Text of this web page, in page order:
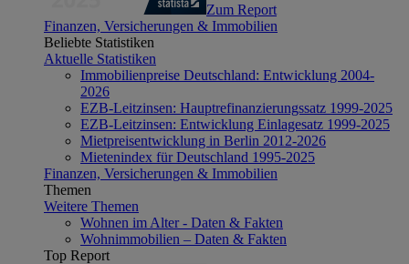
Zum Report
Finanzen, Versicherungen & Immobilien
Beliebte Statistiken
Aktuelle Statistiken
Immobilienpreise Deutschland: Entwicklung 2004-
2026
EZB-Leitzinsen: Hauptrefinanzierungssatz 1999-2025
EZB-Leitzinsen: Entwicklung Einlagesatz 1999-2025
Mietpreisentwicklung in Berlin 2012-2026
Mietenindex für Deutschland 1995-2025
Finanzen, Versicherungen & Immobilien
Themen
Weitere Themen
Wohnen im Alter - Daten & Fakten
Wohnimmobilien – Daten & Fakten
Top Report